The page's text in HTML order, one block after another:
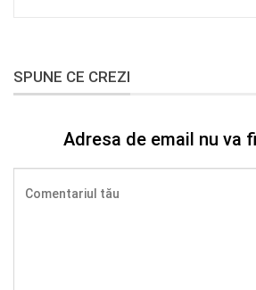
SPUNE CE CREZI
Adresa de email nu va